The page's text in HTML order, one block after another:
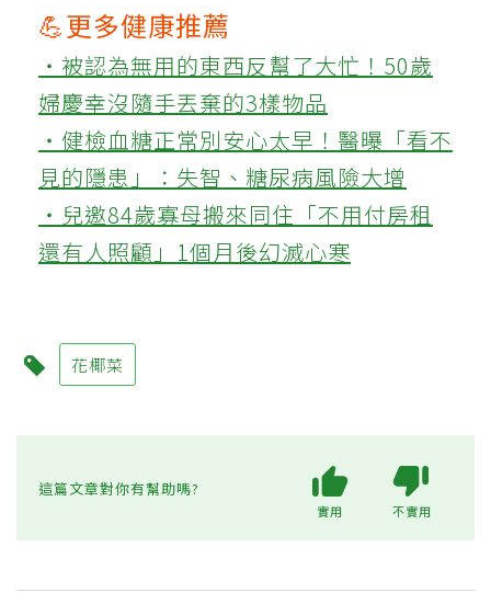
💪更多健康推薦
‧被認為無用的東西反幫了大忙！50歲
婦慶幸沒隨手丟棄的3樣物品
‧健檢血糖正常別安心太早！醫曝「看不
見的隱患」：失智、糖尿病風險大增
‧兒邀84歲寡母搬來同住「不用付房租
還有人照顧」1個月後幻滅心寒
花椰菜
這篇文章對你有幫助嗎?
實用 不實用